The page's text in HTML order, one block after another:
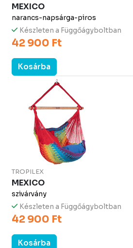
MEXICO
narancs-napsárga-piros
Készleten a Függőágyboltban
42 900 Ft
Kosárba
TROPILEX
MEXICO
szivárvány
Készleten a Függőágyboltban
42 900 Ft
Kosárba